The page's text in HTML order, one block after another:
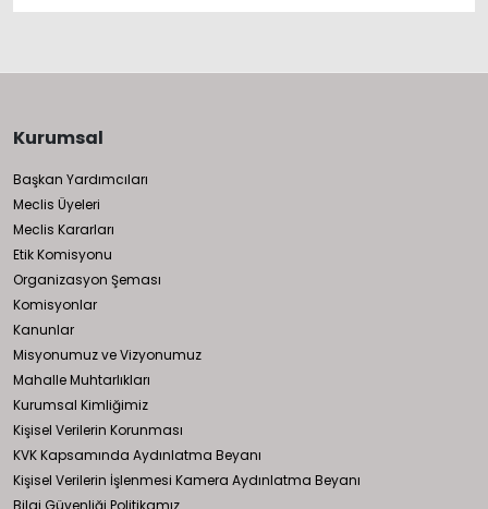
Kurumsal
Başkan Yardımcıları
Meclis Üyeleri
Meclis Kararları
Etik Komisyonu
Organizasyon Şeması
Komisyonlar
Kanunlar
Misyonumuz ve Vizyonumuz
Mahalle Muhtarlıkları
Kurumsal Kimliğimiz
Kişisel Verilerin Korunması
KVK Kapsamında Aydınlatma Beyanı
Kişisel Verilerin İşlenmesi Kamera Aydınlatma Beyanı
Bilgi Güvenliği Politikamız